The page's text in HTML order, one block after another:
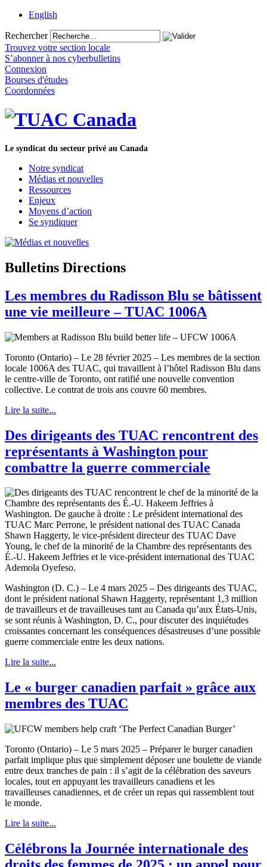
English
Rechercher
Trouvez votre section locale
S’abonner à nos cyberbulletins
Connexion
Bourses d'études
Coordonnées
Le syndicat du secteur privé au Canada
Notre syndicat
Médias et nouvelles
Ressources
Enjeux
Moyens d’action
Se syndiquer
Bulletins Directions
Les membres du Radisson Blu se bâtissent
une vie meilleure – TUAC 1006A
Toronto (Ontario) – Le 28 février 2025 – Les membres de la section
locale 1006A des TUAC, qui travaillent à l’hôtel Radisson Blu dans
le centre-ville de Toronto, ont ratifié une nouvelle convention
collective. Le contrat de trois ans couvre 60 membres.
Lire la suite...
Des dirigeants des TUAC rencontrent des
représentants à Washington pour
combattre la guerre commerciale
Washington (D. C.) – Le 4 mars 2025 – Des dirigeants des TUAC,
dont le président national Shawn Haggerty, représentant 1,3 million
de travailleurs et de travailleuses tant au Canada qu’aux États-Unis,
se sont réunis à Washington, D. C., pour discuter des inquiétudes
croissantes concernant les conséquences désastreuses d’une possible
guerre commerciale entre les deux nations.
Lire la suite...
Le « burger canadien parfait » grâce aux
membres des TUAC
Toronto (Ontario) – Le 5 mars 2025 – Préparer le burger canadien
parfait implique plus que simplement déposer une boulette de viande
entre deux tranches de pain : il s’agit de la célébration des saveurs
locales, tout en appuyant les travailleurs canadiens et les
travailleuses canadiennes, et de créer un repas qui rassemblent tout
le monde.
Lire la suite...
Célébrons la Journée internationale des